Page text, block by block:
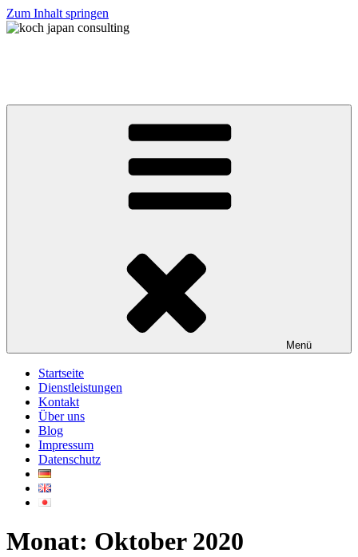
Zum Inhalt springen
Menü
Startseite
Dienstleistungen
Kontakt
Über uns
Blog
Impressum
Datenschutz
Monat: Oktober 2020